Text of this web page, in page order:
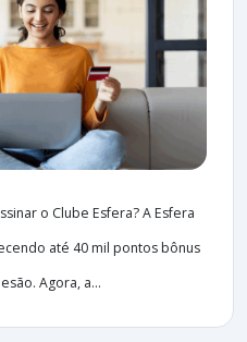
o Clube Esfera? A Esfera
até 40 mil pontos bônus
Agora, a...